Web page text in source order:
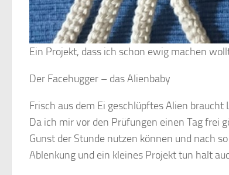
Ein Projekt, dass ich schon ewig machen
Der Facehugger – das Alienbaby
Frisch aus dem Ei geschlüpftes Alien
Da ich mir vor den Prüfungen einen Tag frei
Gunst der Stunde nutzen können und nach
Ablenkung und ein kleines Projekt tun halt